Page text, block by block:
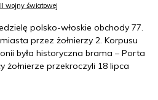
wojny światowej
polsko-włoskie obchody 77.
przez żołnierzy 2. Korpusu
była historyczna brama – Porta
żołnierze przekroczyli 18 lipca